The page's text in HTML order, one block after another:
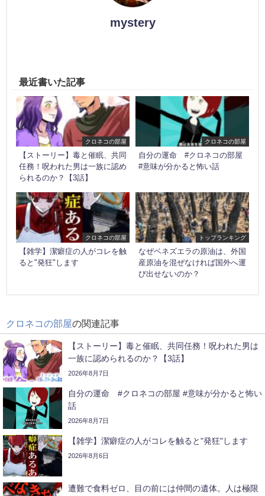
mystery
最近書いた記事
クロネコの部屋
【ストーリー】毒と催眠、共同
任務！呪われた男は一族に認め
られるのか？【3話】
クロネコの部屋
自分の運命 #クロネコの部屋
#意味が分かると怖い話
クロネコの部屋
【雑学】潔癖症の人がコレを触
ると"発狂"します
トップランキング
なぜベネズエラの原油は、外国
産原油を混ぜなければ国外へ運
び出せないのか？
クロネコの部屋の関連記事
【ストーリー】毒と催眠、共同任務！呪われた男は
一族に認められるのか？【3話】
2026年8月7日
自分の運命 #クロネコの部屋 #意味が分かると怖い
話
2026年8月7日
【雑学】潔癖症の人がコレを触ると"発狂"します
2026年8月6日
遭難で食料ゼロ、目の前には仲間の遺体。人は極限